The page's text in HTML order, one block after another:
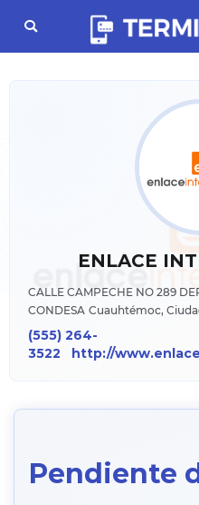
Toggle
navigation
ENLACE
CALLE CAMPECHE NO 289
CONDESA Cuauhtémoc,
(555) 264-
3522
http://
Pendiente